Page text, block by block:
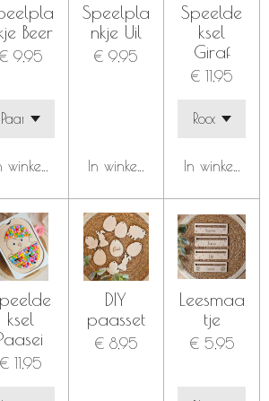
Beer
€ 9,95
winkelwagen
Speelpla
nkje Uil
€ 9,95
In winkelwagen
Speelde
ksel
Giraf
€ 11,95
In
ksel
€ 11,95
DIY
paasset
€ 8,95
Leesmaa
tje
€ 5,95